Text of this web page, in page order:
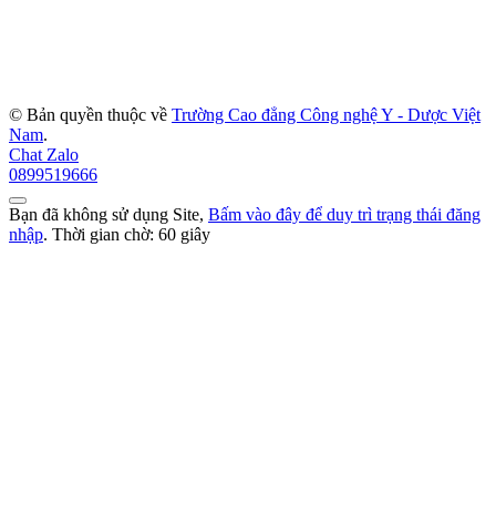
© Bản quyền thuộc về Trường Cao đẳng Công nghệ Y - Dược Việt
Nam.
Chat Zalo
0899519666
Bạn đã không sử dụng Site, Bấm vào đây để duy trì trạng thái đăng
nhập. Thời gian chờ: 60 giây